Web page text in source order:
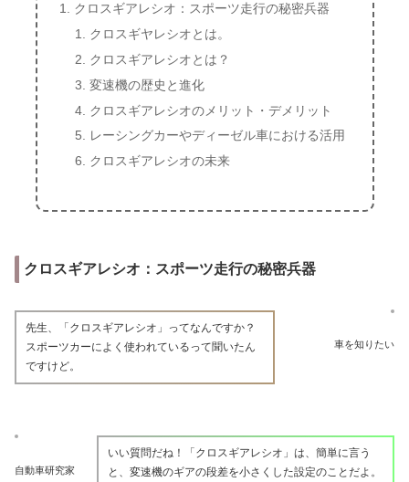
クロスギアレシオ：スポーツ走行の秘密兵器
クロスギヤレシオとは。
クロスギアレシオとは？
変速機の歴史と進化
クロスギアレシオのメリット・デメリット
レーシングカーやディーゼル車における活用
クロスギアレシオの未来
クロスギアレシオ：スポーツ走行の秘密兵器
車を知りたい
先生、「クロスギアレシオ」ってなんですか？
スポーツカーによく使われているって聞いたん
ですけど。
自動車研究家
いい質問だね！「クロスギアレシオ」は、簡単に言う
と、変速機のギアの段差を小さくした設定のことだよ。